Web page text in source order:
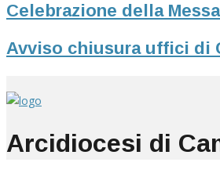
Celebrazione della
Avviso chiusura uffici di
Arcidiocesi di